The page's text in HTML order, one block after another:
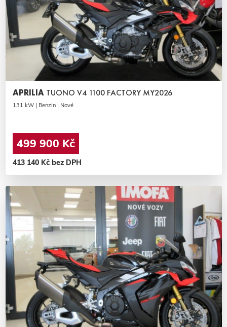
APRILIA TUONO V4 1100 FACTORY MY2026
131 kW | Benzin | Nové
499 900 Kč
413 140 Kč bez DPH